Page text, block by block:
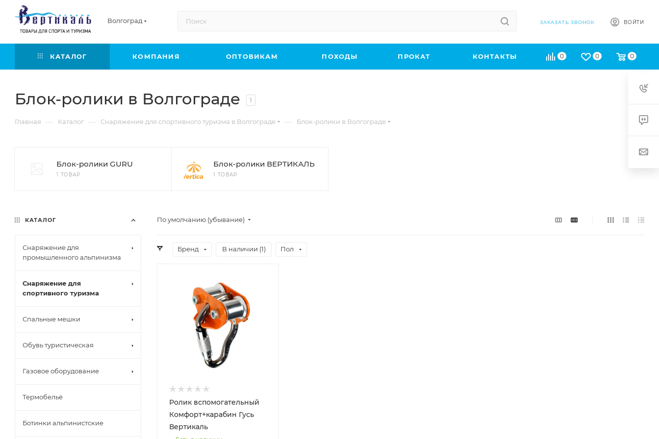
Волгоград ЗАКАЗАТЬ ЗВОНОК ВОЙТИ
0 0 0
КАТАЛОГ КОМПАНИЯ ОПТОВИКАМ ПОХОДЫ ПРОКАТ КОНТАКТЫ
Блок-ролики в Волгограде 1
Главная — Каталог — Снаряжение для спортивного туризма в Волгограде — Блок-ролики в Волгограде
Блок-ролики GURU
1 ТОВАР
Блок-ролики ВЕРТИКАЛЬ
1 ТОВАР
По умолчанию (убывание)
Бренд В наличии (1) Пол
Ролик вспомогательный
Комфорт+карабин Гусь
Вертикаль
КАТАЛОГ
Снаряжение для
промышленного альпинизма
Снаряжение для
спортивного туризма
Спальные мешки
Обувь туристическая
Газовое оборудование
Термобельё
Ботинки альпинистские